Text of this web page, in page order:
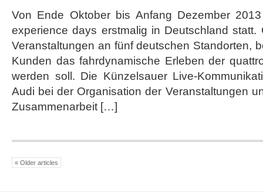
Audi
bei
quattro
experience
days
2013
Von Ende Oktober bis Anfang Dezember
experience days erstmalig in Deutschland statt.
Veranstaltungen an fünf deutschen Standorten,
Kunden das fahrdynamische Erleben der
werden soll. Die Künzelsauer Live-
Audi bei der Organisation der Veranstaltungen
Zusammenarbeit […]
« Older articles